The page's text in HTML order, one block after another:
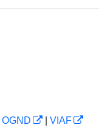
OGND
VIAF